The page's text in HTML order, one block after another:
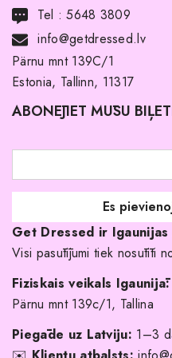
Noma ar pirkuma tiesībām
Par mums
Pirkuma noteikumi un nosacījumi
Atgriešanas politika
Līgavas družiņu kleitas
Veikali
Kāpēc izvēlēties mūs?
Tel :5648 3809
info@getdressed.lv
Pärnu mnt 139C/1
Estonia, Tallinn, 11317
ABONĒJIET MŪSU
Get Dressed ir Igaunijas
Visi pasūtījumi tiek nosūtīti
Fiziskais veikals Igaunijā:
Pärnu mnt 139c/1, Tallina
Piegāde uz Latviju: 1–3